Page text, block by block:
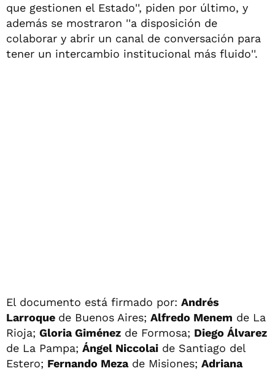
que gestionen el Estado'', piden por último, y
además se mostraron ''a disposición de
colaborar y abrir un canal de conversación para
tener un intercambio institucional más fluido''.
El documento está firmado por: Andrés
Larroque de Buenos Aires; Alfredo Menem de La
Rioja; Gloria Giménez de Formosa; Diego Álvarez
de La Pampa; Ángel Niccolai de Santiago del
Estero; Fernando Mezade Misiones; Adriana